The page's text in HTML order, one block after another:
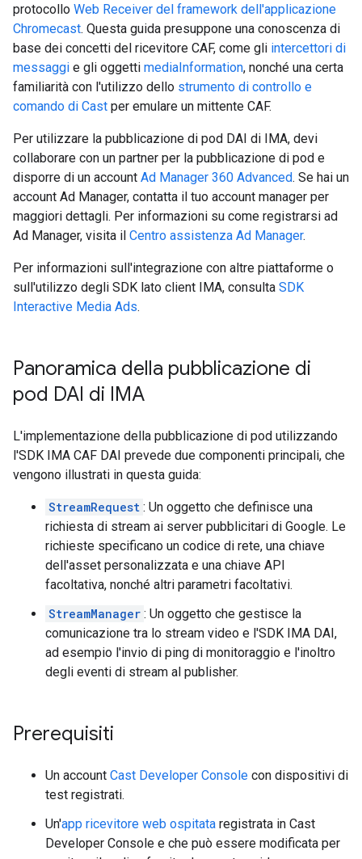
protocollo Web Receiver del framework dell'applicazione
Chromecast. Questa guida presuppone una conoscenza di
base dei concetti del ricevitore CAF, come gli intercettori di
messaggi e gli oggetti mediaInformation, nonché una certa
familiarità con l'utilizzo dello strumento di controllo e
comando di Cast per emulare un mittente CAF.
Per utilizzare la pubblicazione di pod DAI di IMA, devi
collaborare con un partner per la pubblicazione di pod e
disporre di un account Ad Manager 360 Advanced. Se hai un
account Ad Manager, contatta il tuo account manager per
maggiori dettagli. Per informazioni su come registrarsi ad
Ad Manager, visita il Centro assistenza Ad Manager.
Per informazioni sull'integrazione con altre piattaforme o
sull'utilizzo degli SDK lato client IMA, consulta SDK
Interactive Media Ads.
Panoramica della pubblicazione di
pod DAI di IMA
L'implementazione della pubblicazione di pod utilizzando
l'SDK IMA CAF DAI prevede due componenti principali, che
vengono illustrati in questa guida:
StreamRequest : Un oggetto che definisce una
richiesta di stream ai server pubblicitari di Google. Le
richieste specificano un codice di rete, una chiave
dell'asset personalizzata e una chiave API
facoltativa, nonché altri parametri facoltativi.
StreamManager : Un oggetto che gestisce la
comunicazione tra lo stream video e l'SDK IMA DAI,
ad esempio l'invio di ping di monitoraggio e l'inoltro
degli eventi di stream al publisher.
Prerequisiti
Un account Cast Developer Console con dispositivi di
test registrati.
Un'app ricevitore web ospitata registrata in Cast
Developer Console e che può essere modificata per